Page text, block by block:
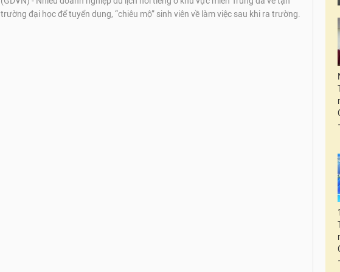
trường đại học để tuyển dụng, “chiêu mộ” sinh viên về làm việc sau khi ra trường.